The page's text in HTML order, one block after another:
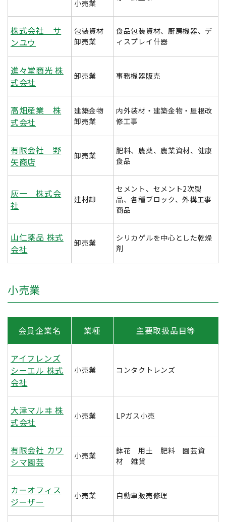
小売業
株式会社 サ
ンユウ
包装資材
卸売業
食品包装資材、厨房機器、デ
ィスプレイ什器
進々堂商光 株
式会社
卸売業 事務機器販売
高畑産業 株
式会社
建築金物
卸売業
内外装材・建築金物・屋根改
修工事
有限会社 野
矢商店
卸売業
肥料、農薬、農業資材、健康
食品
灰一 株式会
社
建材卸
セメント、セメント2次製
品、各種ブロック、外構工事
商品
山仁薬品 株式
会社
卸売業
シリカゲルを中心とした乾燥
剤
小売業
会員企業名 業種 主要取扱品目等
アイフレンズ
シーエル 株式
会社
小売業 コンタクトレンズ
大津マルヰ 株
式会社
小売業 LPガス小売
有限会社 カワ
シマ園芸
小売業
鉢花 用土 肥料 園芸資
材 雑貨
カーオフィス
ジーザー
小売業 自動車販売修理